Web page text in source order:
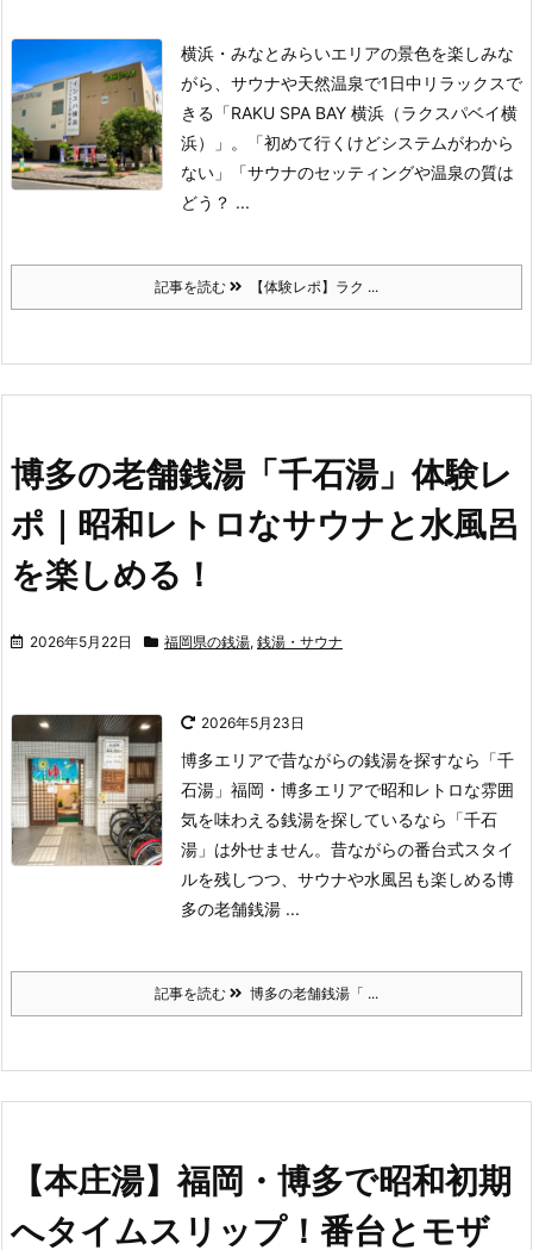
横浜・みなとみらいエリアの景色を楽しみな
がら、サウナや天然温泉で1日中リラックスで
きる「RAKU SPA BAY 横浜（ラクスパベイ横
浜）」。
「初めて行くけどシステムがわから
ない」「サウナのセッティングや温泉の質は
どう？ ...
記事を読む 【体験レポ】ラク ...
博多の老舗銭湯「千石湯」体験レ
ポ｜昭和レトロなサウナと水風呂
を楽しめる！
2026年5月22日 福岡県の銭湯, 銭湯・サウナ
2026年5月23日
博多エリアで昔ながらの銭湯を探すなら「千
石湯」 福岡・博多エリアで昭和レトロな雰囲
気を味わえる銭湯を探しているなら「千石
湯」は外せません。 昔ながらの番台式スタイ
ルを残しつつ、サウナや水風呂も楽しめる博
多の老舗銭湯 ...
記事を読む 博多の老舗銭湯「 ...
【本庄湯】福岡・博多で昭和初期
へタイムスリップ！番台とモザ